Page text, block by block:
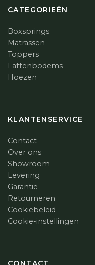
CATEGORIEËN
Boxsprings
Matrassen
Toppers
Lattenbodems
Hoezen
KLANTENSERVICE
Contact
Over ons
Showroom
Levering
Garantie
Retourneren
Cookiebeleid
Cookie-instellingen